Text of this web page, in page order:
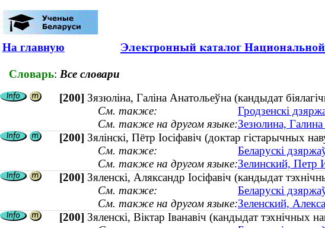
На главную
Словарь: Все словари
[200] Зязюліна, Галіна Анатольеўна (кандыдат
См. также:
Гродзенскі
См. также на другом языке:Зезюлина,
[200] Зялінскі, Пётр Іосіфавіч (доктар гістарычных
См. также:
Беларускі
См. также на другом языке:Зелинский, Петр
[200] Зяленскі, Аляксандр Іосіфавіч (кандыдат
См. также:
Беларускі
См. также на другом языке:Зеленский,
[200] Зяленскі, Віктар Іванавіч (кандыдат тэхнічных